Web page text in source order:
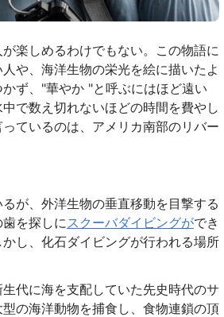
楽しめるわけでもない。この物語に
や、海洋生物の栄光を絵に描いたよ
ず、"華やか "と呼ぶにはほど遠い
で数え切れないほどの時間を費やし
ているのは、アメリカ南部のリバー
るが、外洋生物の垂直移動を目撃する
を探しにスクーバダイビングができ
し、化石ダイビングが行われる場所
代に海を支配していた先史時代のサ
の海洋動物を捕食し、食物連鎖の頂